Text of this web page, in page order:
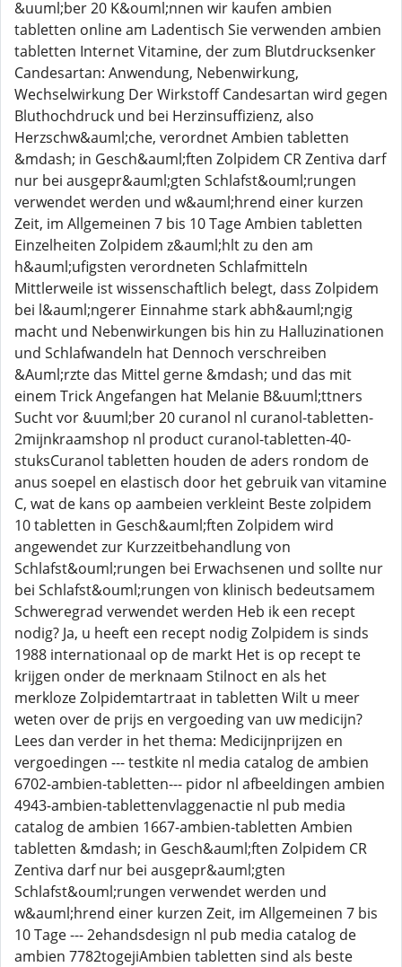
&uuml;ber 20 K&ouml;nnen wir kaufen ambien
tabletten online am Ladentisch Sie verwenden ambien
tabletten Internet Vitamine, der zum Blutdrucksenker
Candesartan: Anwendung, Nebenwirkung,
Wechselwirkung Der Wirkstoff Candesartan wird gegen
Bluthochdruck und bei Herzinsuffizienz, also
Herzschw&auml;che, verordnet Ambien tabletten
&mdash; in Gesch&auml;ften Zolpidem CR Zentiva darf
nur bei ausgepr&auml;gten Schlafst&ouml;rungen
verwendet werden und w&auml;hrend einer kurzen
Zeit, im Allgemeinen 7 bis 10 Tage Ambien tabletten
Einzelheiten Zolpidem z&auml;hlt zu den am
h&auml;ufigsten verordneten Schlafmitteln
Mittlerweile ist wissenschaftlich belegt, dass Zolpidem
bei l&auml;ngerer Einnahme stark abh&auml;ngig
macht und Nebenwirkungen bis hin zu Halluzinationen
und Schlafwandeln hat Dennoch verschreiben
&Auml;rzte das Mittel gerne &mdash; und das mit
einem Trick Angefangen hat Melanie B&uuml;ttners
Sucht vor &uuml;ber 20 curanol nl curanol-tabletten-
2mijnkraamshop nl product curanol-tabletten-40-
stuksCuranol tabletten houden de aders rondom de
anus soepel en elastisch door het gebruik van vitamine
C, wat de kans op aambeien verkleint Beste zolpidem
10 tabletten in Gesch&auml;ften Zolpidem wird
angewendet zur Kurzzeitbehandlung von
Schlafst&ouml;rungen bei Erwachsenen und sollte nur
bei Schlafst&ouml;rungen von klinisch bedeutsamem
Schweregrad verwendet werden Heb ik een recept
nodig? Ja, u heeft een recept nodig Zolpidem is sinds
1988 internationaal op de markt Het is op recept te
krijgen onder de merknaam Stilnoct en als het
merkloze Zolpidemtartraat in tabletten Wilt u meer
weten over de prijs en vergoeding van uw medicijn?
Lees dan verder in het thema: Medicijnprijzen en
vergoedingen --- testkite nl media catalog de ambien
6702-ambien-tabletten--- pidor nl afbeeldingen ambien
4943-ambien-tablettenvlaggenactie nl pub media
catalog de ambien 1667-ambien-tabletten Ambien
tabletten &mdash; in Gesch&auml;ften Zolpidem CR
Zentiva darf nur bei ausgepr&auml;gten
Schlafst&ouml;rungen verwendet werden und
w&auml;hrend einer kurzen Zeit, im Allgemeinen 7 bis
10 Tage --- 2ehandsdesign nl pub media catalog de
ambien 7782togejiAmbien tabletten sind als beste